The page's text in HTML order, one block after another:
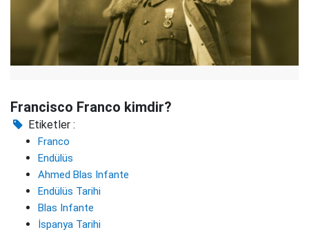
Francisco Franco kimdir?
Etiketler :
Franco
Endülüs
Ahmed Blas Infante
Endülüs Tarihi
Blas Infante
İspanya Tarihi